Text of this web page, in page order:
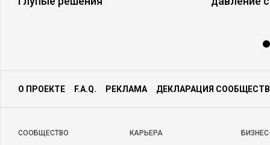
О ПРОЕКТЕ F.A.Q. РЕКЛАМА ДЕКЛАРАЦИЯ
CООБЩЕСТВО КАРЬЕРА